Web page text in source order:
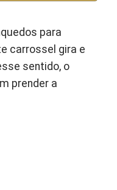
para
carrossel gira e
sentido, o
prender a